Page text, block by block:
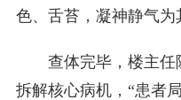
色、舌苔，凝神静气为
查体完毕，楼主
拆解核心病机，“患者